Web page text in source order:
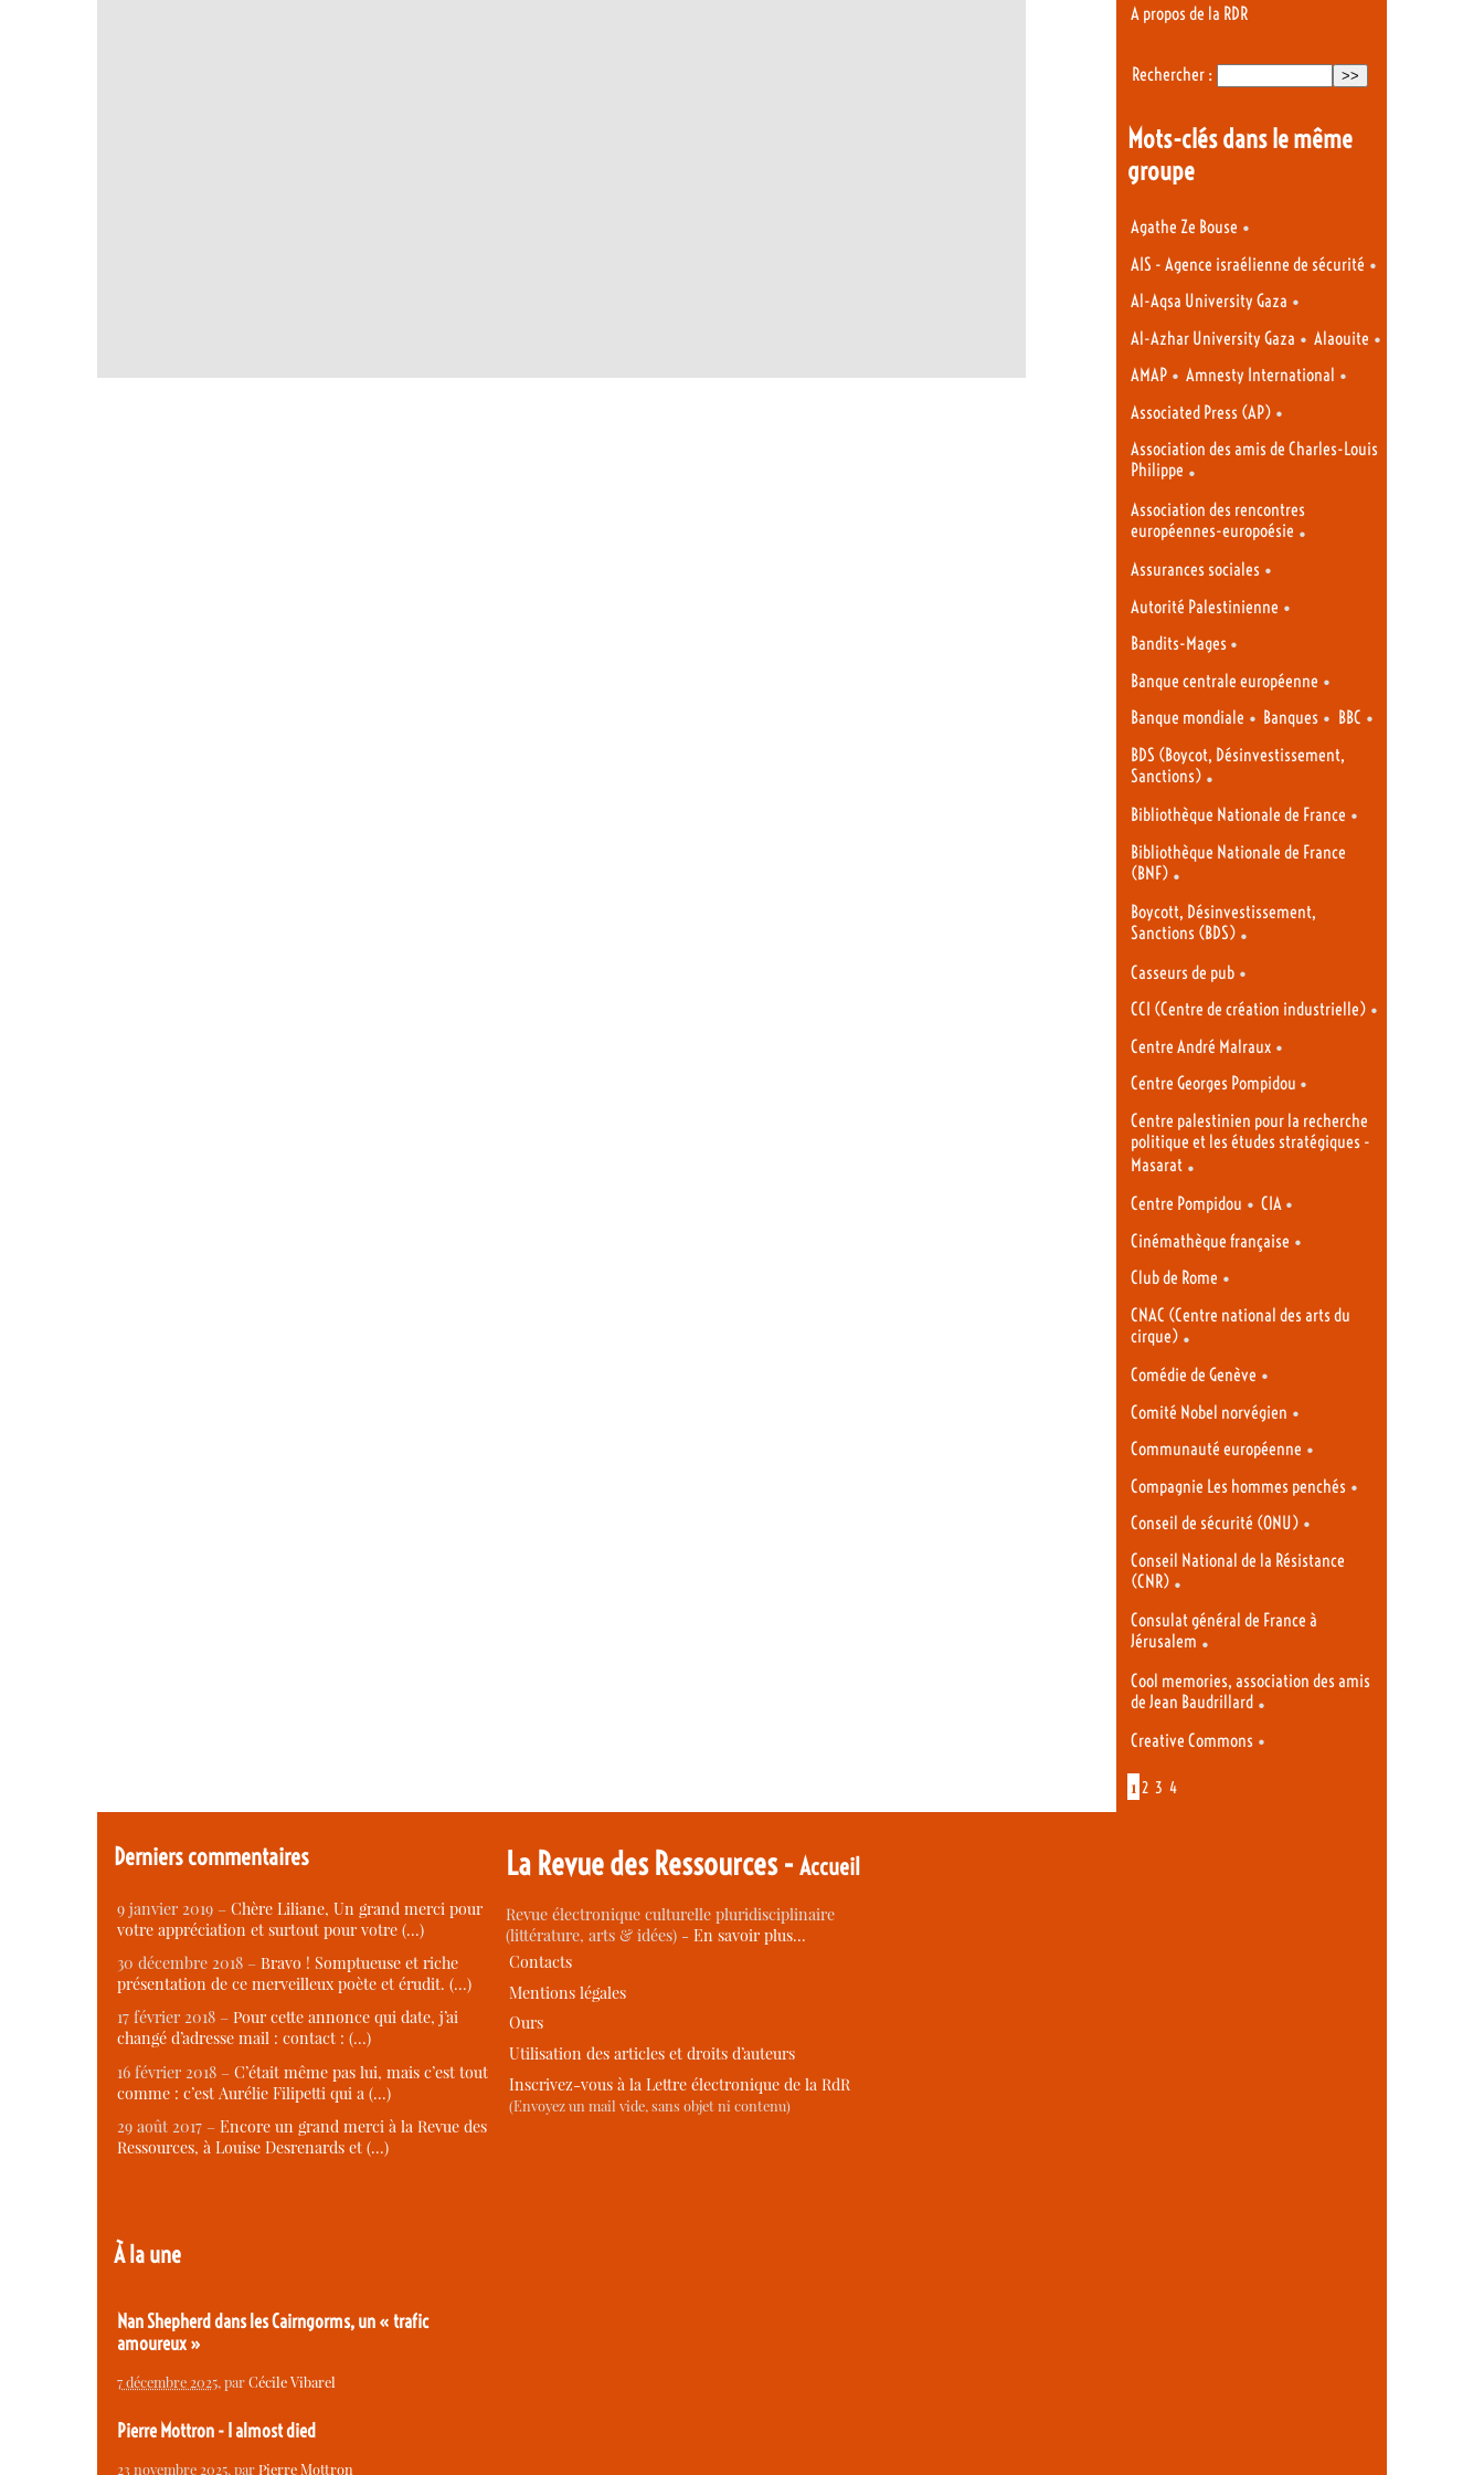
A propos de la RDR
Rechercher :
Mots-clés dans le même
groupe
Agathe Ze Bouse •
AIS - Agence israélienne de sécurité •
Al-Aqsa University Gaza •
Al-Azhar University Gaza • Alaouite •
AMAP • Amnesty International •
Associated Press (AP) •
Association des amis de Charles-Louis
Philippe •
Association des rencontres
européennes-europoésie •
Assurances sociales •
Autorité Palestinienne •
Bandits-Mages •
Banque centrale européenne •
Banque mondiale • Banques • BBC •
BDS (Boycot, Désinvestissement,
Sanctions) •
Bibliothèque Nationale de France •
Bibliothèque Nationale de France
(BNF) •
Boycott, Désinvestissement,
Sanctions (BDS) •
Casseurs de pub •
CCI (Centre de création industrielle) •
Centre André Malraux •
Centre Georges Pompidou •
Centre palestinien pour la recherche
politique et les études stratégiques -
Masarat •
Centre Pompidou • CIA •
Cinémathèque française •
Club de Rome •
CNAC (Centre national des arts du
cirque) •
Comédie de Genève •
Comité Nobel norvégien •
Communauté européenne •
Compagnie Les hommes penchés •
Conseil de sécurité (ONU) •
Conseil National de la Résistance
(CNR) •
Consulat général de France à
Jérusalem •
Cool memories, association des amis
de Jean Baudrillard •
Creative Commons •
1 2 3 4
Derniers commentaires
9 janvier 2019 – Chère Liliane, Un grand merci pour
votre appréciation et surtout pour votre (…)
30 décembre 2018 – Bravo ! Somptueuse et riche
présentation de ce merveilleux poète et érudit. (…)
17 février 2018 – Pour cette annonce qui date, j’ai
changé d’adresse mail : contact : (…)
16 février 2018 – C’était même pas lui, mais c’est tout
comme : c’est Aurélie Filipetti qui a (…)
29 août 2017 – Encore un grand merci à la Revue des
Ressources, à Louise Desrenards et (…)
À la une
Nan Shepherd dans les Cairngorms, un « trafic
amoureux »
7 décembre 2025, parCécile Vibarel
Pierre Mottron - I almost died
23 novembre 2025, parPierre Mottron
La Revue des Ressources -Accueil
Revue électronique culturelle pluridisciplinaire
(littérature, arts & idées) -En savoir plus…
Contacts
Mentions légales
Ours
Utilisation des articles et droits d’auteurs
Inscrivez-vous à la Lettre électronique de la RdR
(Envoyez un mail vide, sans objet ni contenu)